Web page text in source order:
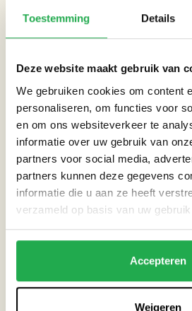
Toestemming Details
Deze website maakt gebruik van
We gebruiken cookies om content
personaliseren, om functies voor
en om ons websiteverkeer te
informatie over uw gebruik van
partners voor social media,
partners kunnen deze gegevens
informatie die u aan ze heeft
verzameld op basis van uw
Accepteren
Weigeren
bestaat uit (nuts)tuinen en plantsoenen.
Op de verharde delen wordt het
Waterleliegracht. Als dat reservoir
bereikt wordt het overtollige water
nabijgelegen Haarlemmertrekvaart.
Regenwater komt dus niet in het
Locatie: Waterleliegracht, Amsterdam
Dak